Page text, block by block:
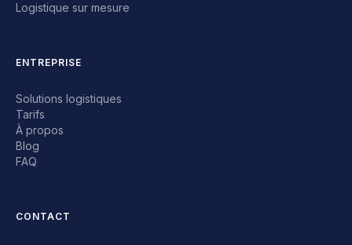
Logistique sur mesure
ENTREPRISE
Solutions logistiques
Tarifs
À propos
Blog
FAQ
CONTACT